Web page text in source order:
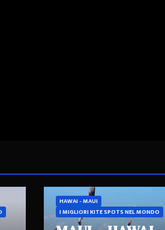
HAWAI - MAUI
I MIGLIORI KITE SPOTS NEL MONDO